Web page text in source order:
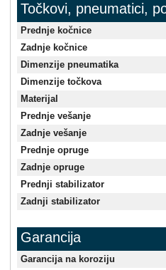
Točkovi, pneumatici,
Prednje kočnice
Zadnje kočnice
Dimenzije pneumatika
Dimenzije točkova
Materijal
Prednje vešanje
Zadnje vešanje
Prednje opruge
Zadnje opruge
Prednji stabilizator
Zadnji stabilizator
Garancija
Garancija na koroziju